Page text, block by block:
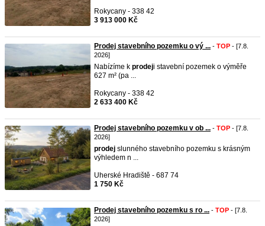
Rokycany - 338 42
3 913 000 Kč
Prodej stavebního pozemku o vý ... - TOP - [7.8.
2026]
Nabízíme k prodeji stavební pozemek o výměře
627 m² (pa ...
Rokycany - 338 42
2 633 400 Kč
Prodej stavebního pozemku v ob ... - TOP - [7.8.
2026]
prodej slunného stavebního pozemku s krásným
výhledem n ...
Uherské Hradiště - 687 74
1 750 Kč
Prodej stavebního pozemku s ro ... - TOP - [7.8.
2026]